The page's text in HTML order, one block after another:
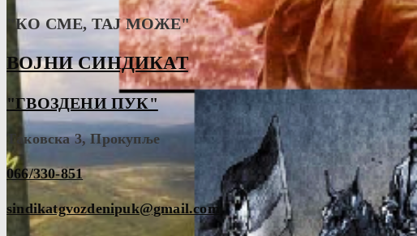
"КО СМЕ, ТАJ МОЖЕ"
ВОЈНИ СИНДИКАТ
"ГВОЗДЕНИ ПУК"
Таковска 3, Прокупље
066/330-851
sindikatgvozdenipuk@gmail.com